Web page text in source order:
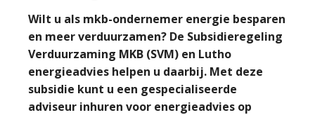
Wilt u als mkb-ondernemer energie besparen
en meer verduurzamen? De Subsidieregeling
Verduurzaming MKB (SVM) en Lutho
energieadvies helpen u daarbij. Met deze
subsidie kunt u een gespecialiseerde
adviseur inhuren voor energieadvies op